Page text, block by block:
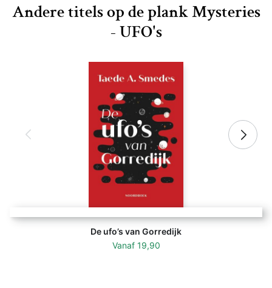
Andere titels op de plank Mysteries
- UFO's
De ufo’s van Gorredijk
Vanaf 19,90